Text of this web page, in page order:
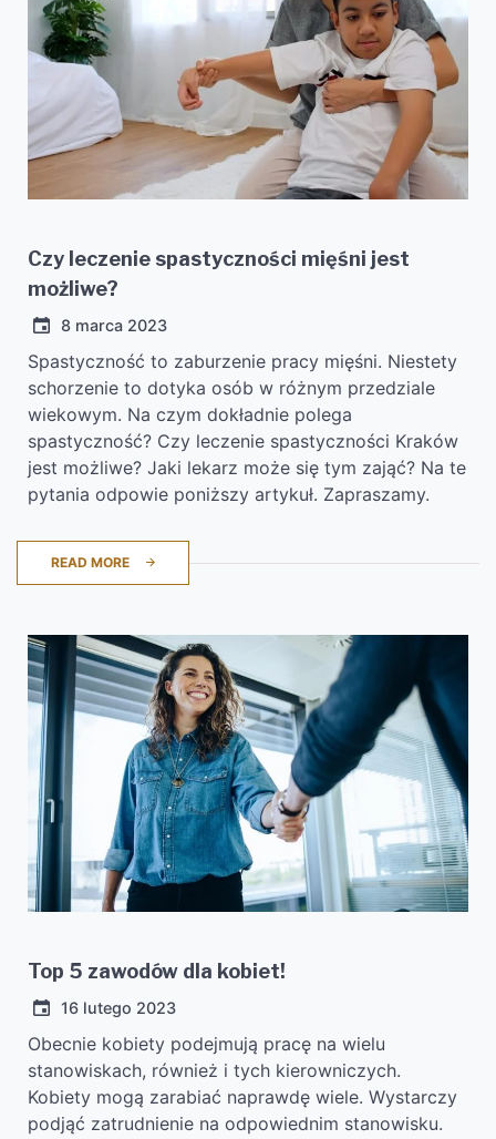
Czy leczenie spastyczności mięśni jest
możliwe?
8 marca 2023
Spastyczność to zaburzenie pracy mięśni. Niestety
schorzenie to dotyka osób w różnym przedziale
wiekowym. Na czym dokładnie polega
spastyczność? Czy leczenie spastyczności Kraków
jest możliwe? Jaki lekarz może się tym zająć? Na te
pytania odpowie poniższy artykuł. Zapraszamy.
READ MORE
Top 5 zawodów dla kobiet!
16 lutego 2023
Obecnie kobiety podejmują pracę na wielu
stanowiskach, również i tych kierowniczych.
Kobiety mogą zarabiać naprawdę wiele. Wystarczy
podjąć zatrudnienie na odpowiednim stanowisku.